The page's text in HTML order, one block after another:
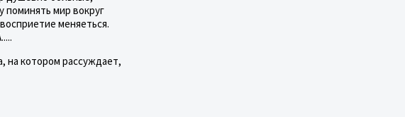
поминять мир вокруг
меняеться.
на котором рассуждает,